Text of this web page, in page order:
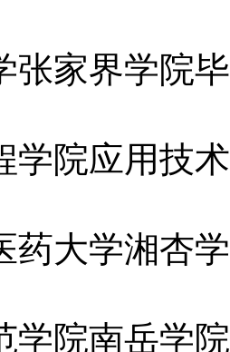
张家界学院
学院应用技
药大学湘杏
学院南岳学